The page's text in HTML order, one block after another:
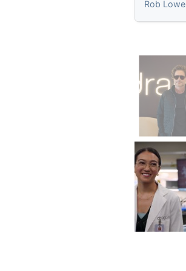
Rob Lowe